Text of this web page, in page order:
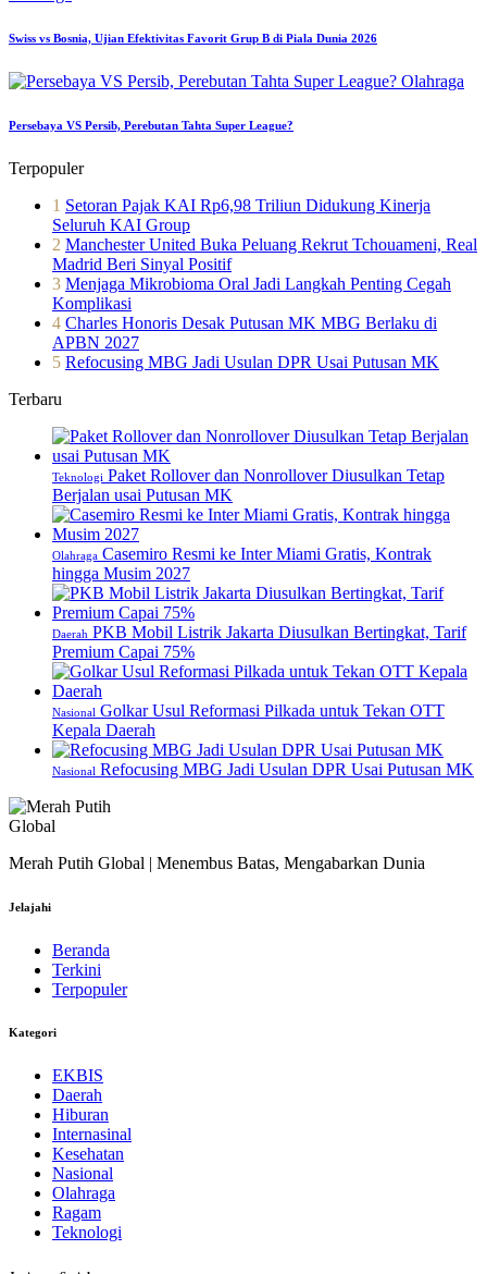
Swiss vs Bosnia, Ujian Efektivitas Favorit Grup B di Piala Dunia 2026
Olahraga
Persebaya VS Persib, Perebutan Tahta Super League?
Terpopuler
1 Setoran Pajak KAI Rp6,98 Triliun Didukung Kinerja
Seluruh KAI Group
2 Manchester United Buka Peluang Rekrut Tchouameni, Real
Madrid Beri Sinyal Positif
3 Menjaga Mikrobioma Oral Jadi Langkah Penting Cegah
Komplikasi
4 Charles Honoris Desak Putusan MK MBG Berlaku di
APBN 2027
5 Refocusing MBG Jadi Usulan DPR Usai Putusan MK
Terbaru
Teknologi Paket Rollover dan Nonrollover Diusulkan Tetap
Berjalan usai Putusan MK
Olahraga Casemiro Resmi ke Inter Miami Gratis, Kontrak
hingga Musim 2027
Daerah PKB Mobil Listrik Jakarta Diusulkan Bertingkat, Tarif
Premium Capai 75%
Nasional Golkar Usul Reformasi Pilkada untuk Tekan OTT
Kepala Daerah
Nasional Refocusing MBG Jadi Usulan DPR Usai Putusan MK
Merah Putih Global | Menembus Batas, Mengabarkan Dunia
Jelajahi
Beranda
Terkini
Terpopuler
Kategori
EKBIS
Daerah
Hiburan
Internasinal
Kesehatan
Nasional
Olahraga
Ragam
Teknologi